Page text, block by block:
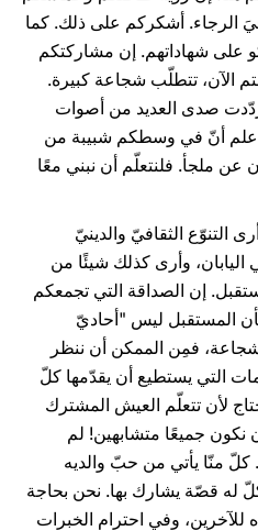
الرجاء. أشكركم على ذلك. كما
على شهاداتهم. إن مشاركتكم
الآن، تتطلّب شجاعة كبيرة.
ردّدت صدى العديد من أصوات
أنّ في وسطكم شبيبة من
ملجأ. فلنتعلّم أن نبني معًا
التنوّع الثقافيّ والدينيّ
اليابان، وأرى كذلك شيئًا من
إن الصداقة التي تجمعكم
المستقبل ليس "أحاديّ
فمِن الممكن أن ننظر
التي يستطيع أن يقدّمها كلّ
لأن تتعلّم العيش المشترك
نكون جميعًا متشابهين! لم
كلّ منّا يأتي من حبّ والديه
له قصّة يشارك بها. نحن بحاجة
للآخرين، وفي احترام الخبرات